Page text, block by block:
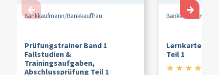
Bankkaufmann/Bankkauffrau
Prüfungstrainer Band 1
Fallstudien &
Trainingsaufgaben,
Abschlussprüfung Teil 1
Bankkaufmann/
Lernkarten
Teil 1
★ ★ ★ ★
← →